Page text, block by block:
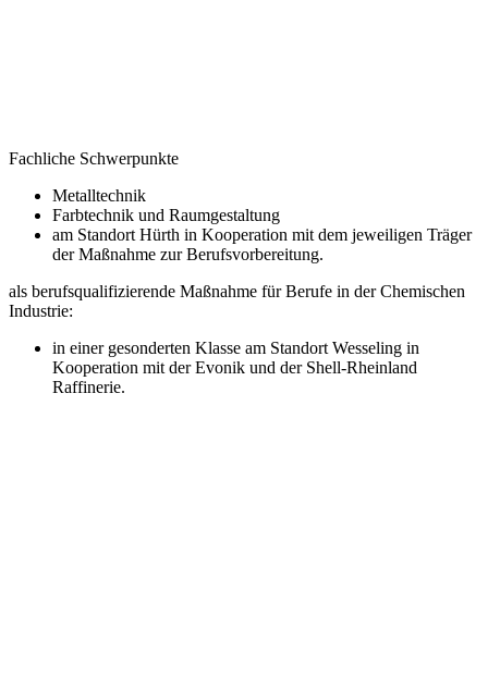
Fachliche Schwerpunkte
Metalltechnik
Farbtechnik und Raumgestaltung
am Standort Hürth in Kooperation mit dem jeweiligen Träger
der Maßnahme zur Berufsvorbereitung.
als berufsqualifizierende Maßnahme für Berufe in der Chemischen
Industrie:
in einer gesonderten Klasse am Standort Wesseling in
Kooperation mit der Evonik und der Shell-Rheinland
Raffinerie.